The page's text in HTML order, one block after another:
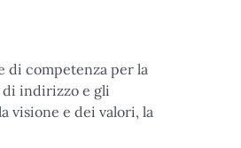
di competenza per la
indirizzo e gli
visione e dei valori, la